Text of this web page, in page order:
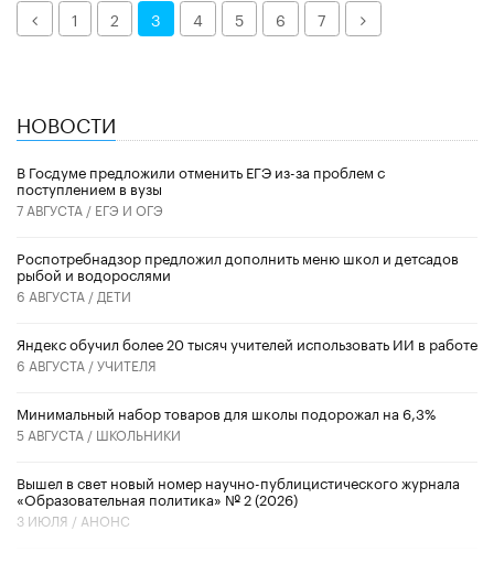
Назад1 2 3 4 5 6 7 Далее
НОВОСТИ
В Госдуме предложили отменить ЕГЭ из-за проблем с
поступлением в вузы
7 АВГУСТА / ЕГЭ И ОГЭ
Роспотребнадзор предложил дополнить меню школ и детсадов
рыбой и водорослями
6 АВГУСТА / ДЕТИ
​Яндекс обучил более 20 тысяч учителей использовать ИИ в работе
6 АВГУСТА /УЧИТЕЛЯ
Минимальный набор товаров для школы подорожал на 6,3%
5 АВГУСТА / ШКОЛЬНИКИ
Вышел в свет новый номер научно-публицистического журнала
«Образовательная политика» № 2 (2026)
3 ИЮЛЯ / АНОНС